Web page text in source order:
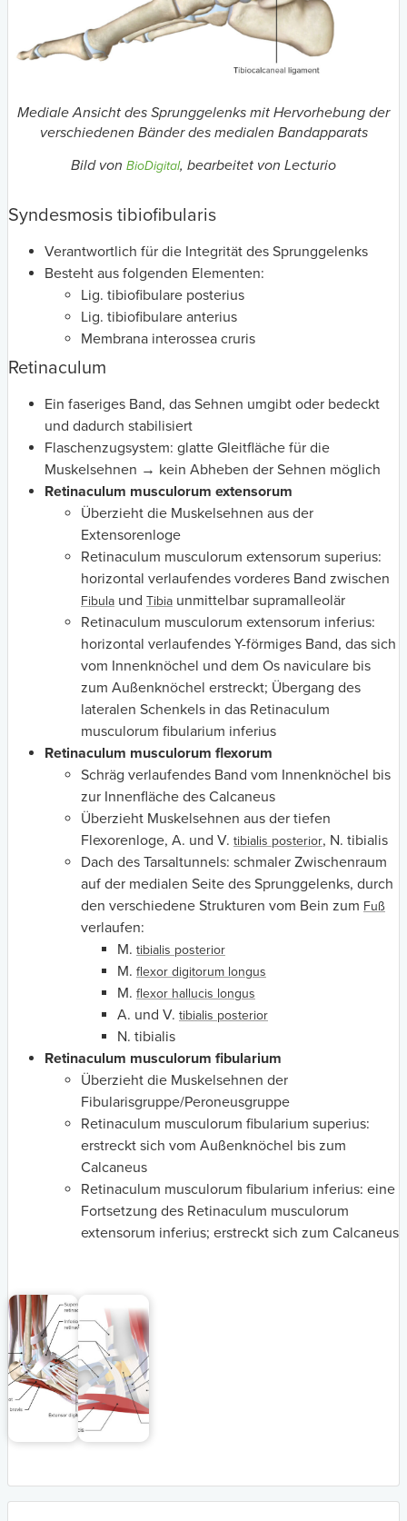
Mediale Ansicht des Sprunggelenks mit Hervorhebung der
verschiedenen Bänder des medialen Bandapparats
Bild von BioDigital, bearbeitet von Lecturio
Syndesmosis tibiofibularis
Verantwortlich für die Integrität des Sprunggelenks
Besteht aus folgenden Elementen:
Lig. tibiofibulare posterius
Lig. tibiofibulare anterius
Membrana interossea cruris
Retinaculum
Ein faseriges Band, das Sehnen umgibt oder bedeckt
und dadurch stabilisiert
Flaschenzugsystem: glatte Gleitfläche für die
Muskelsehnen → kein Abheben der Sehnen möglich
Retinaculum musculorum extensorum
Überzieht die Muskelsehnen aus der
Extensorenloge
Retinaculum musculorum extensorum superius:
horizontal verlaufendes vorderes Band zwischen
Fibula und Tibia unmittelbar supramalleolär
Retinaculum musculorum extensorum inferius:
horizontal verlaufendes Y-förmiges Band, das sich
vom Innenknöchel und dem Os naviculare bis
zum Außenknöchel erstreckt; Übergang des
lateralen Schenkels in das Retinaculum
musculorum fibularium inferius
Retinaculum musculorum flexorum
Schräg verlaufendes Band vom Innenknöchel bis
zur Innenfläche des Calcaneus
Überzieht Muskelsehnen aus der tiefen
Flexorenloge, A. und V. tibialis posterior, N. tibialis
Dach des Tarsaltunnels: schmaler Zwischenraum
auf der medialen Seite des Sprunggelenks, durch
den verschiedene Strukturen vom Bein zum Fuß
verlaufen:
M. tibialis posterior
M. flexor digitorum longus
M. flexor hallucis longus
A. und V. tibialis posterior
N. tibialis
Retinaculum musculorum fibularium
Überzieht die Muskelsehnen der
Fibularisgruppe/Peroneusgruppe
Retinaculum musculorum fibularium superius:
erstreckt sich vom Außenknöchel bis zum
Calcaneus
Retinaculum musculorum fibularium inferius: eine
Fortsetzung des Retinaculum musculorum
extensorum inferius; erstreckt sich zum Calcaneus